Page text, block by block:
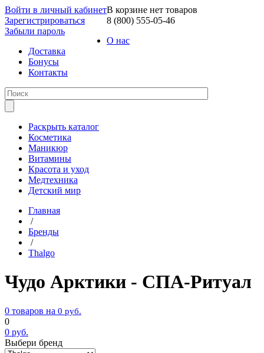
Войти в личный кабинет
Зарегистрироваться
Забыли пароль
В корзине нет товаров
8 (800) 555-05-46
О нас
Доставка
Бонусы
Контакты
Раскрыть каталог
Косметика
Маникюр
Витамины
Красота и уход
Медтехника
Детский мир
Главная
/
Бренды
/
Thalgo
Чудо Арктики - СПА-Ритуал
0 товаров на 0 руб.
0
0 руб.
Выбери бренд